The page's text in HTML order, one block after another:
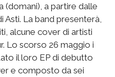
(domani), a partire dalle
Asti. La band presenterà,
alcune cover di artisti
Lo scorso 26 maggio i
il loro EP di debutto
e composto da sei